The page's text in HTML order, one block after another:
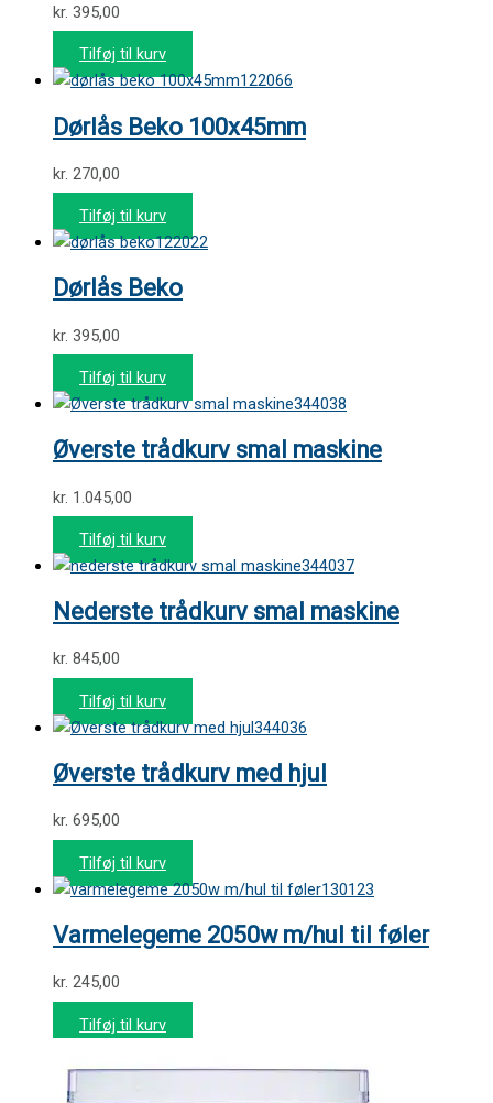
kr. 395,00
Tilføj til kurv
122066
Dørlås Beko 100x45mm
kr. 270,00
Tilføj til kurv
122022
Dørlås Beko
kr. 395,00
Tilføj til kurv
344038
Øverste trådkurv smal maskine
kr. 1.045,00
Tilføj til kurv
344037
Nederste trådkurv smal maskine
kr. 845,00
Tilføj til kurv
344036
Øverste trådkurv med hjul
kr. 695,00
Tilføj til kurv
130123
Varmelegeme 2050w m/hul til føler
kr. 245,00
Tilføj til kurv